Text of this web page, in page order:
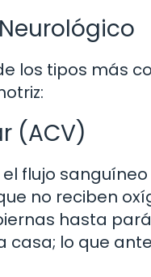
los tipos más
(ACV)
flujo
no reciben
hasta
lo que